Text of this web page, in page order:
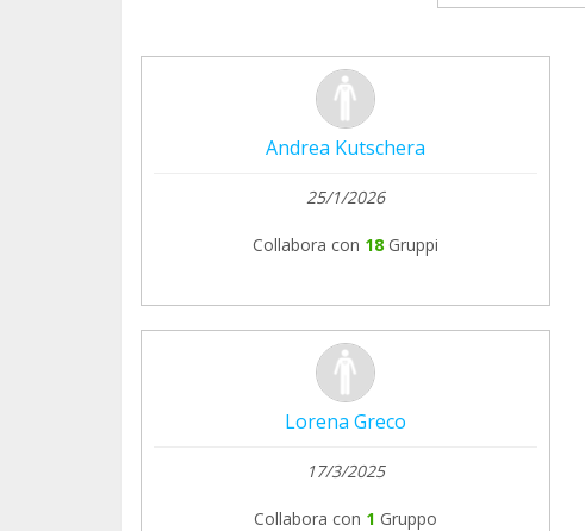
Andrea Kutschera
25/1/2026
Collabora con 18 Gruppi
Lorena Greco
17/3/2025
Collabora con 1 Gruppo